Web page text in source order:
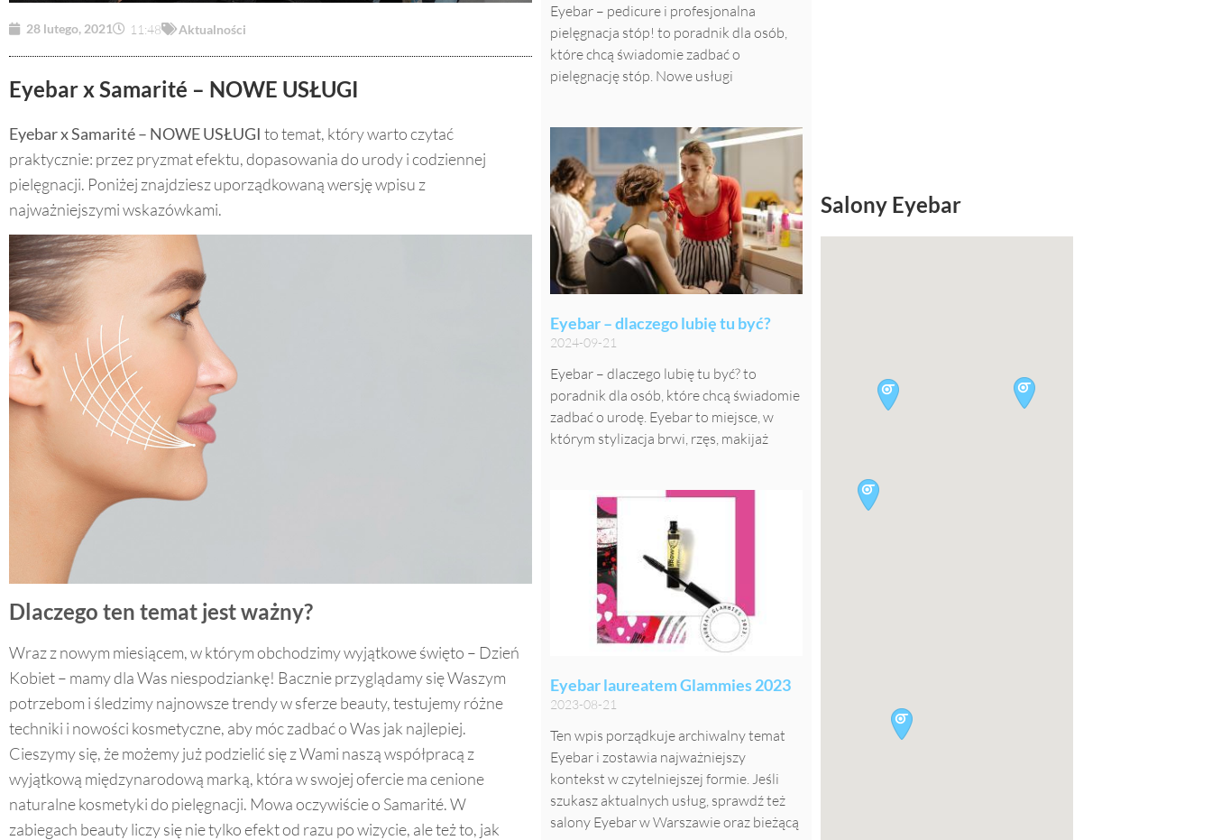
28 lutego, 2021 11:48 Aktualności
Eyebar x Samarité – NOWE USŁUGI
Eyebar x Samarité – NOWE USŁUGI to temat, który warto czytać
praktycznie: przez pryzmat efektu, dopasowania do urody i codziennej
pielęgnacji. Poniżej znajdziesz uporządkowaną wersję wpisu z
najważniejszymi wskazówkami.
Dlaczego ten temat jest ważny?
Wraz z nowym miesiącem, w którym obchodzimy wyjątkowe święto – Dzień
Kobiet – mamy dla Was niespodziankę! Bacznie przyglądamy się Waszym
potrzebom i śledzimy najnowsze trendy w sferze beauty, testujemy różne
techniki i nowości kosmetyczne, aby móc zadbać o Was jak najlepiej.
Cieszymy się, że możemy już podzielić się z Wami naszą współpracą z
wyjątkową międzynarodową marką, która w swojej ofercie ma cenione
naturalne kosmetyki do pielęgnacji. Mowa oczywiście o Samarité. W
zabiegach beauty liczy się nie tylko efekt od razu po wizycie, ale też to, jak
Eyebar – pedicure i profesjonalna
pielęgnacja stóp! to poradnik dla osób,
które chcą świadomie zadbać o
pielęgnację stóp. Nowe usługi
Eyebar – dlaczego lubię tu być?
2024-09-21
Eyebar – dlaczego lubię tu być? to
poradnik dla osób, które chcą świadomie
zadbać o urodę. Eyebar to miejsce, w
którym stylizacja brwi, rzęs, makijaż
Eyebar laureatem Glammies 2023
2023-08-21
Ten wpis porządkuje archiwalny temat
Eyebar i zostawia najważniejszy
kontekst w czytelniejszej formie. Jeśli
szukasz aktualnych usług, sprawdź też
salony Eyebar w Warszawie oraz bieżącą
Salony Eyebar